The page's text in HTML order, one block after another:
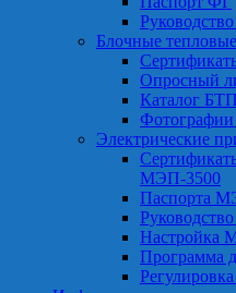
Блочные
Опросный
Каталог БТП
Электрические
МЭП-3500
Паспорта
Настройка
Программа